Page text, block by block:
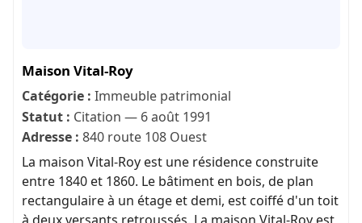
Maison Vital-Roy
Catégorie : Immeuble patrimonial
Statut : Citation — 6 août 1991
Adresse : 840 route 108 Ouest
La maison Vital-Roy est une résidence construite
entre 1840 et 1860. Le bâtiment en bois, de plan
rectangulaire à un étage et demi, est coiffé d'un toit